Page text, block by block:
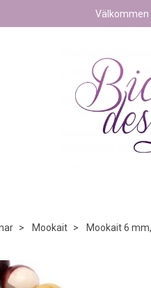
Välkommen
Mookait Mookait 6